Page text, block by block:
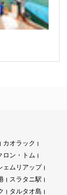
カオラック
ロン・トム
ェムリアップ
スラタニ駅
タルタオ島